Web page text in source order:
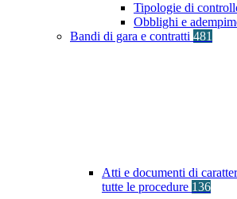
Tipologie di
Obblighi e
Bandi di gara e contratti 481
Atti e documenti di
tutte le procedure 136